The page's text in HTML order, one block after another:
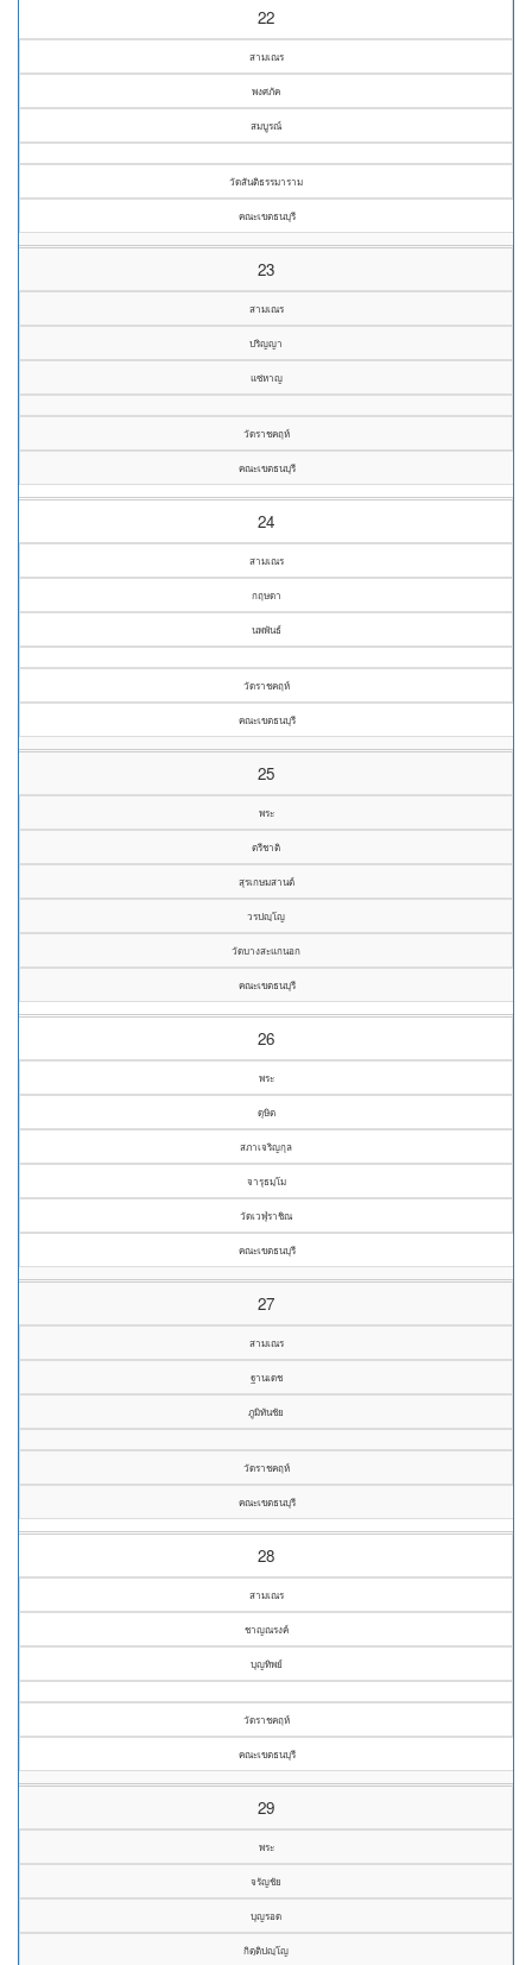
22
สามเณร
พงศภัค
สมบูรณ์
วัดสันติธรรมาราม
คณะเขตธนบุรี
23
สามเณร
ปริญญา
แซ่หาญ
วัดราชคฤห์
คณะเขตธนบุรี
24
สามเณร
กฤษดา
นพพันธ์
วัดราชคฤห์
คณะเขตธนบุรี
25
พระ
ตรีชาติ
สุรเกษมสานต์
วรปญฺโญ
วัดบางสะแกนอก
คณะเขตธนบุรี
26
พระ
ดุษิต
สภาเจริญกุล
จารุธมฺโม
วัดเวฬุราชิณ
คณะเขตธนบุรี
27
สามเณร
ฐานเดช
ภูมิทันชัย
วัดราชคฤห์
คณะเขตธนบุรี
28
สามเณร
ชาญณรงค์
บุญทิพย์
วัดราชคฤห์
คณะเขตธนบุรี
29
พระ
จรัญชัย
บุญรอด
กิตฺติปญฺโญ